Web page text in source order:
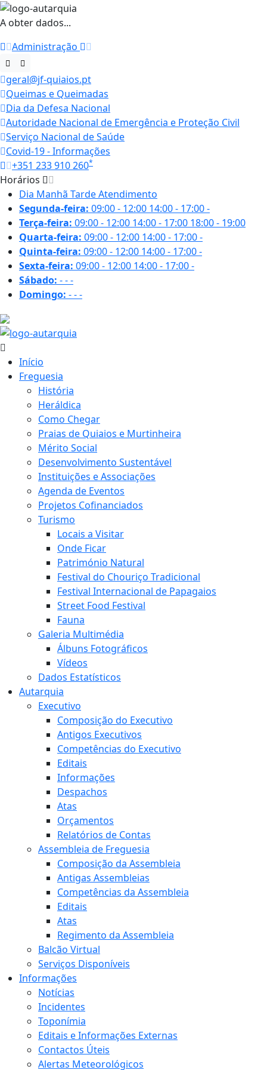
A obter dados...
Administração
geral@jf-quiaios.pt
Queimas e Queimadas
Dia da Defesa Nacional
Autoridade Nacional de Emergência e Proteção Civil
Serviço Nacional de Saúde
Covid-19 - Informações
+351 233 910 260*
Horários
Dia Manhã TardeAtendimento
Segunda-feira: 09:00 - 12:00 14:00 - 17:00-
Terça-feira: 09:00 - 12:00 14:00 - 17:00 18:00 - 19:00
Quarta-feira: 09:00 - 12:00 14:00 - 17:00-
Quinta-feira: 09:00 - 12:00 14:00 - 17:00-
Sexta-feira: 09:00 - 12:00 14:00 - 17:00-
Sábado: ---
Domingo: ---
Início
Freguesia
História
Heráldica
Como Chegar
Praias de Quiaios e Murtinheira
Mérito Social
Desenvolvimento Sustentável
Instituições e Associações
Agenda de Eventos
Projetos Cofinanciados
Turismo
Locais a Visitar
Onde Ficar
Património Natural
Festival do Chouriço Tradicional
Festival Internacional de Papagaios
Street Food Festival
Fauna
Galeria Multimédia
Álbuns Fotográficos
Vídeos
Dados Estatísticos
Autarquia
Executivo
Composição do Executivo
Antigos Executivos
Competências do Executivo
Editais
Informações
Despachos
Atas
Orçamentos
Relatórios de Contas
Assembleia de Freguesia
Composição da Assembleia
Antigas Assembleias
Competências da Assembleia
Editais
Atas
Regimento da Assembleia
Balcão Virtual
Serviços Disponíveis
Informações
Notícias
Incidentes
Toponímia
Editais e Informações Externas
Contactos Úteis
Alertas Meteorológicos